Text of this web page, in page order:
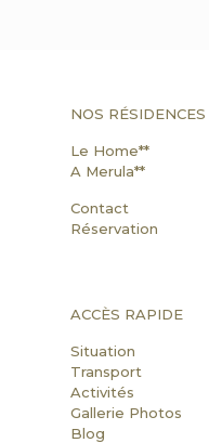
NOS RÉSIDENCES
Le Home**
A Merula**
Contact
Réservation
ACCÈS RAPIDE
Situation
Transport
Activités
Gallerie Photos
Blog